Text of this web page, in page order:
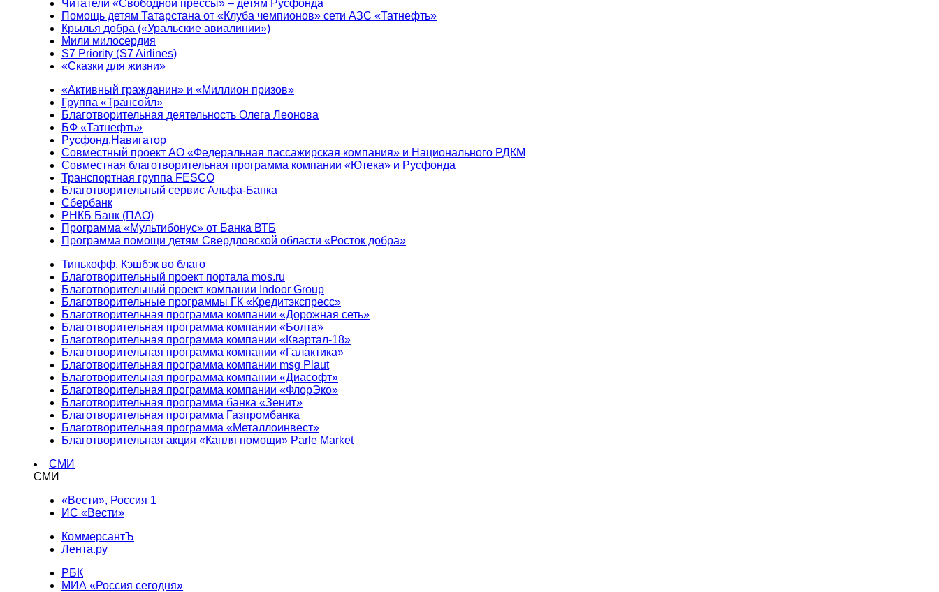
Читатели «Свободной прессы» – детям Русфонда
Помощь детям Татарстана от «Клуба чемпионов» сети АЗС «Татнефть»
Крылья добра («Уральские авиалинии»)
Мили милосердия
S7 Priority (S7 Airlines)
«Сказки для жизни»
«Активный гражданин» и «Миллион призов»
Группа «Трансойл»
Благотворительная деятельность Олега Леонова
БФ «Татнефть»
Русфонд.Навигатор
Совместный проект АО «Федеральная пассажирская компания» и Национального РДКМ
Совместная благотворительная программа компании «Ютека» и Русфонда
Транспортная группа FESCO
Благотворительный сервис Альфа-Банка
Сбербанк
РНКБ Банк (ПАО)
Программа «Мультибонус» от Банка ВТБ
Программа помощи детям Свердловской области «Росток добра»
Тинькофф. Кэшбэк во благо
Благотворительный проект портала mos.ru
Благотворительный проект компании Indoor Group
Благотворительные программы ГК «Кредитэкспресс»
Благотворительная программа компании «Дорожная сеть»
Благотворительная программа компании «Болта»
Благотворительная программа компании «Квартал-18»
Благотворительная программа компании «Галактика»
Благотворительная программа компании msg Plaut
Благотворительная программа компании «Диасофт»
Благотворительная программа компании «ФлорЭко»
Благотворительная программа банка «Зенит»
Благотворительная программа Газпромбанка
Благотворительная программа «Металлоинвест»
Благотворительная акция «Капля помощи» Parle Market
СМИ
СМИ
«Вести», Россия 1
ИС «Вести»
КоммерсантЪ
Лента.ру
РБК
МИА «Россия сегодня»